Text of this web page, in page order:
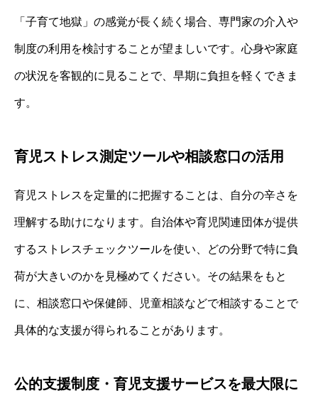
「子育て地獄」の感覚が長く続く場合、専門家の介入や
制度の利用を検討することが望ましいです。心身や家庭
の状況を客観的に見ることで、早期に負担を軽くできま
す。
育児ストレス測定ツールや相談窓口の活用
育児ストレスを定量的に把握することは、自分の辛さを
理解する助けになります。自治体や育児関連団体が提供
するストレスチェックツールを使い、どの分野で特に負
荷が大きいのかを見極めてください。その結果をもと
に、相談窓口や保健師、児童相談などで相談することで
具体的な支援が得られることがあります。
公的支援制度・育児支援サービスを最大限に